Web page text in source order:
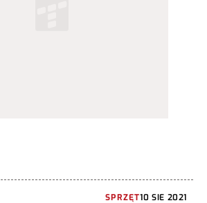
SPRZĘT10 SIE 2021